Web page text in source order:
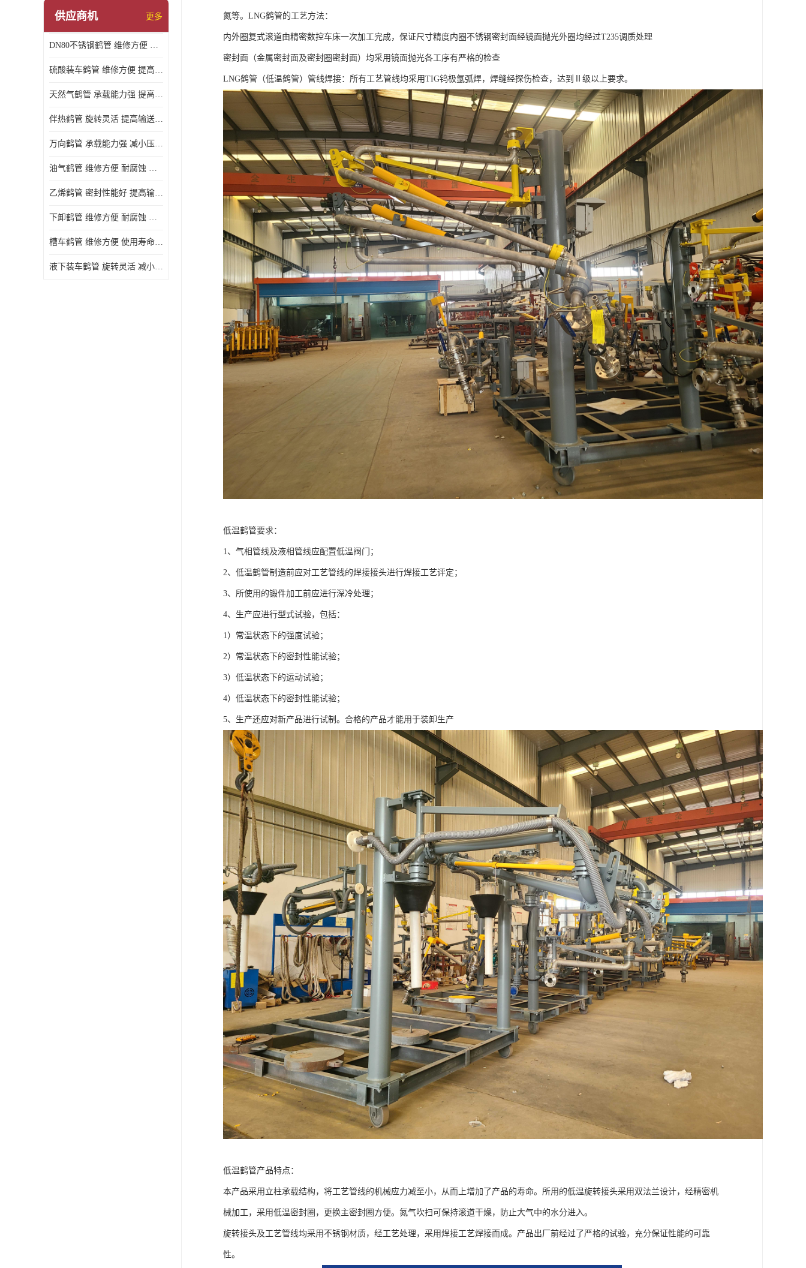
供应商机 更多
DN80不锈钢鹤管 维修方便 提高输送效率
硫酸装车鹤管 维修方便 提高输送效率
天然气鹤管 承载能力强 提高输送效率
伴热鹤管 旋转灵活 提高输送效率
万向鹤管 承载能力强 减小压力损失
油气鹤管 维修方便 耐腐蚀 耐高温
乙烯鹤管 密封性能好 提高输送效率
下卸鹤管 维修方便 耐腐蚀 耐高温
槽车鹤管 维修方便 使用寿命较长
液下装车鹤管 旋转灵活 减小压力损失
氮等。LNG鹤管的工艺方法：
内外圈复式滚道由精密数控车床一次加工完成，保证尺寸精度内圈不锈钢密封面经镜面抛光外圈均经过T235调质处理
密封面（金属密封面及密封圈密封面）均采用镜面抛光各工序有严格的检查
LNG鹤管（低温鹤管）管线焊接：所有工艺管线均采用TIG钨极氩弧焊，焊缝经探伤检查，达到Ⅱ级以上要求。
低温鹤管要求：
1、气相管线及液相管线应配置低温阀门；
2、低温鹤管制造前应对工艺管线的焊接接头进行焊接工艺评定；
3、所使用的锻件加工前应进行深冷处理；
4、生产应进行型式试验，包括：
1）常温状态下的强度试验；
2）常温状态下的密封性能试验；
3）低温状态下的运动试验；
4）低温状态下的密封性能试验；
5、生产还应对新产品进行试制。合格的产品才能用于装卸生产
低温鹤管产品特点：
本产品采用立柱承载结构，将工艺管线的机械应力减至小，从而上增加了产品的寿命。所用的低温旋转接头采用双法兰设计，经精密机
械加工，采用低温密封圈，更换主密封圈方便。氮气吹扫可保持滚道干燥，防止大气中的水分进入。
旋转接头及工艺管线均采用不锈钢材质，经工艺处理，采用焊接工艺焊接而成。产品出厂前经过了严格的试验，充分保证性能的可靠
性。